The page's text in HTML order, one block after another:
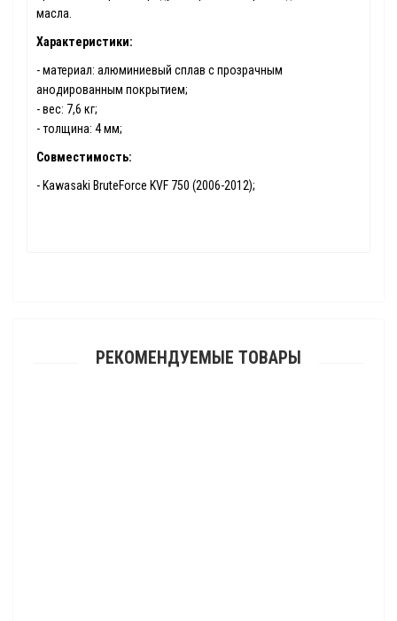
масла.
Характеристики:
- материал: алюминиевый сплав с прозрачным
анодированным покрытием;
- вес: 7,6 кг;
- толщина: 4 мм;
Совместимость:
- Kawasaki BruteForce KVF 750 (2006-2012);
РЕКОМЕНДУЕМЫЕ ТОВАРЫ